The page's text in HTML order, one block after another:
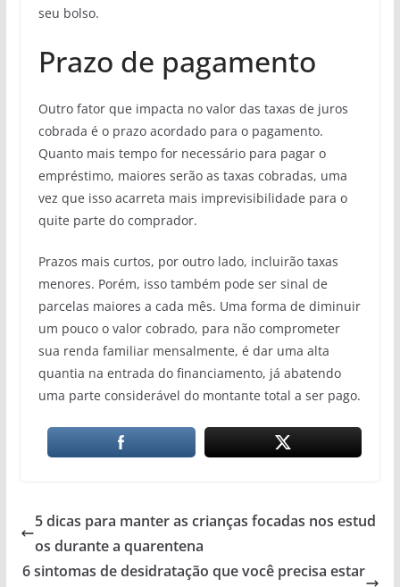
seu bolso.
Prazo de pagamento
Outro fator que impacta no valor das taxas de juros
cobrada é o prazo acordado para o pagamento.
Quanto mais tempo for necessário para pagar o
empréstimo, maiores serão as taxas cobradas, uma
vez que isso acarreta mais imprevisibilidade para o
quite parte do comprador.
Prazos mais curtos, por outro lado, incluirão taxas
menores. Porém, isso também pode ser sinal de
parcelas maiores a cada mês. Uma forma de diminuir
um pouco o valor cobrado, para não comprometer
sua renda familiar mensalmente, é dar uma alta
quantia na entrada do financiamento, já abatendo
uma parte considerável do montante total a ser pago.
5 dicas para manter as crianças focadas nos estud
os durante a quarentena
6 sintomas de desidratação que você precisa estar